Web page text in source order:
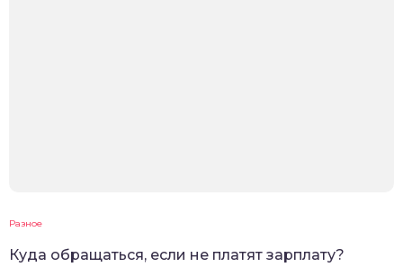
Разное
Куда обращаться, если не платят зарплату?